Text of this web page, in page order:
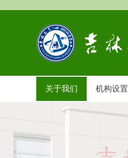
关于我们 机构设置